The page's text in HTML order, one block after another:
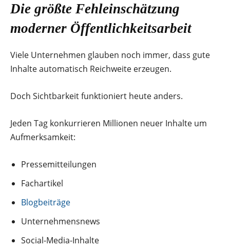
Die größte Fehleinschätzung
moderner Öffentlichkeitsarbeit
Viele Unternehmen glauben noch immer, dass gute
Inhalte automatisch Reichweite erzeugen.
Doch Sichtbarkeit funktioniert heute anders.
Jeden Tag konkurrieren Millionen neuer Inhalte um
Aufmerksamkeit:
Pressemitteilungen
Fachartikel
Blogbeiträge
Unternehmensnews
Social-Media-Inhalte